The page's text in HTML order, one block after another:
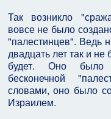
Так возникло
вовсе не было
"палестинцев". Ведь
двадцать лет так и
будет. Оно было
бесконечной
словами, оно было
Израилем.